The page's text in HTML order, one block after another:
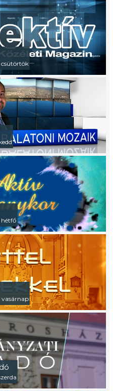
csütörtök
hétfő
vasárnap